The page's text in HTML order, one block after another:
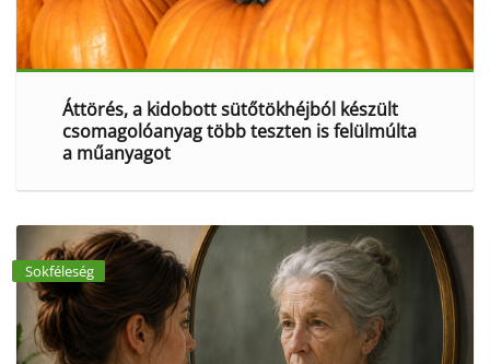
Áttörés, a kidobott sütőtökhéjból készült
csomagolóanyag több teszten is felülmúlta
a műanyagot
Sokféleség